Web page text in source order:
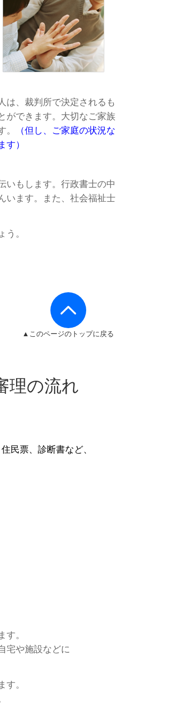
は、裁判所で決定されるも
できます。 大切なご家族
。
（但し、ご家庭の状況な
）
もします。 行政書士の中
ます。
また、社会福祉士
。
▲このページのトップに戻る
理の流れ
民票、診断書など、
。
や施設などに
。